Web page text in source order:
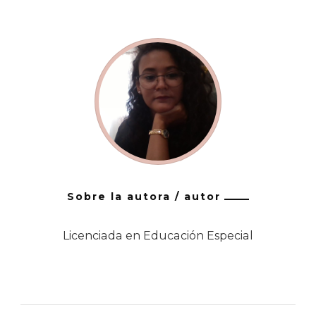
Sobre la autora / autor
Licenciada en Educación Especial